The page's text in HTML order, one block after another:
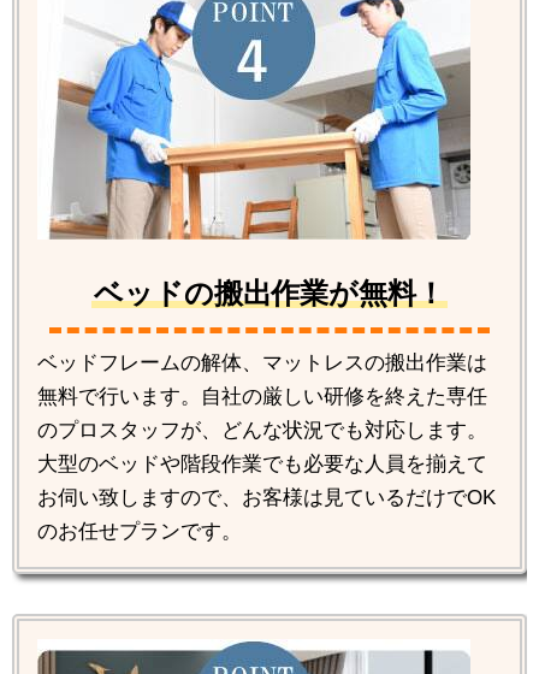
ベッドの搬出作業が無料！
ベッドフレームの解体、マットレスの搬出作業は
無料で行います。自社の厳しい研修を終えた専任
のプロスタッフが、どんな状況でも対応します。
大型のベッドや階段作業でも必要な人員を揃えて
お伺い致しますので、お客様は見ているだけでOK
のお任せプランです。